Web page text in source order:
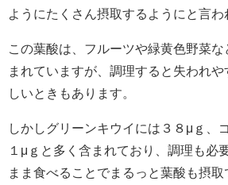
ようにたくさん摂取するようにと言わ
この葉酸は、フルーツや緑黄色野菜
まれていますが、調理すると失われ
しいときもあります。
しかしグリーンキウイには３８μｇ、
１μｇと多く含まれており、調理も必
まま食べることでまるっと葉酸も摂取